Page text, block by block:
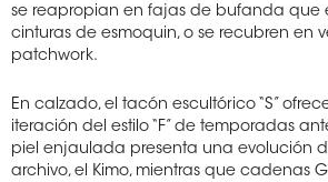
se reapropian en fajas de bufanda que
cinturas de esmoquin, o se recubren en
patchwork.
En calzado, el tacón escultórico “S”
iteración del estilo “F” de temporadas
piel enjaulada presenta una evolución
archivo, el Kimo, mientras que cadenas